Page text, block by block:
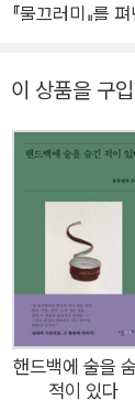
『물끄러미』를
세계에 대한 질
존재가 보지 못
섭하지 않지만
가능한 일이다.
생들과 나눈 인
신중한 침묵이
절, 함께 만들어
지. 투명하게 펼쳐주셨으면. 오로지 투명하게 펼쳐주셨으면 하고
바라요. 읽는
이 상품을 구
핸드백에 술을
적이 있다